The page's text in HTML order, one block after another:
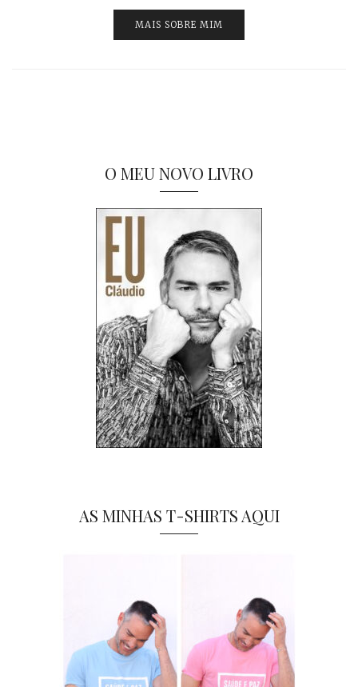
MAIS SOBRE MIM
O MEU NOVO LIVRO
AS MINHAS T-SHIRTS AQUI